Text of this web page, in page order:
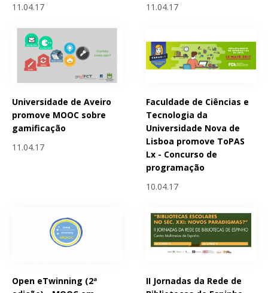
11.04.17
11.04.17
Universidade de Aveiro
promove MOOC sobre
gamificação
11.04.17
Faculdade de Ciências e
Tecnologia da
Universidade Nova de
Lisboa promove ToPAS
Lx - Concurso de
programação
10.04.17
Open eTwinning (2ª
II Jornadas da Rede de